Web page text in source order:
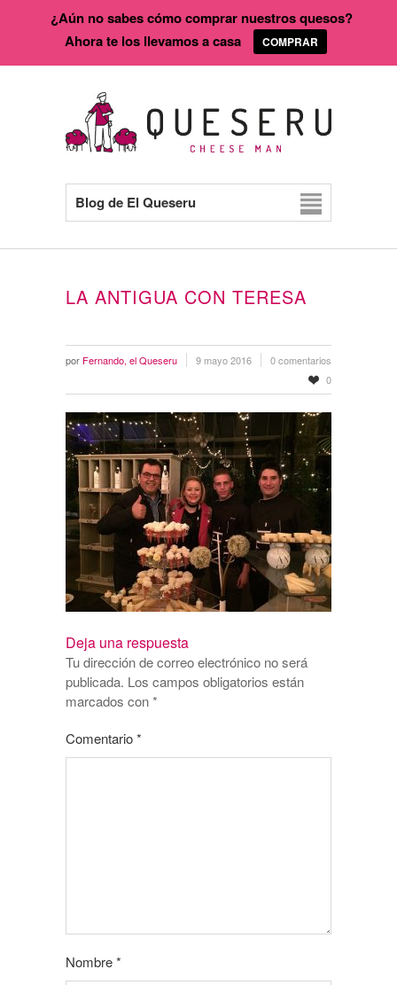
Blog de El Queseru
LA ANTIGUA CON TERESA
por Fernando, el Queseru 9 mayo 2016
0 comentarios
0
Deja una respuesta
Tu dirección de correo electrónico no será
publicada. Los campos obligatorios están
marcados con*
Comentario*
Nombre*
¿Aún no sabes cómo comprar nuestros quesos?
Ahora te los llevamos a casa
COMPRAR